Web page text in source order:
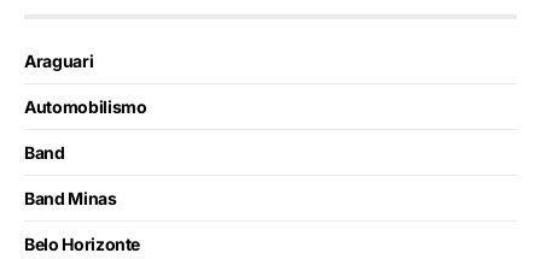
Araguari
Automobilismo
Band
Band Minas
Belo Horizonte